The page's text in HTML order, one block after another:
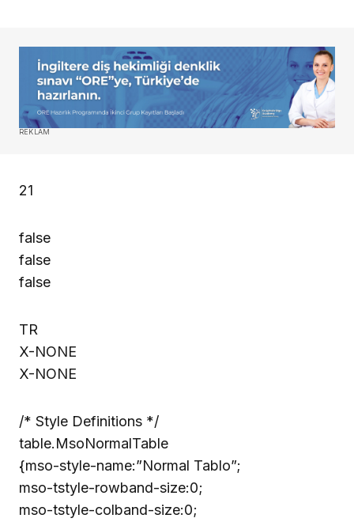
REKLAM
21
false
false
false
TR
X-NONE
X-NONE
/* Style Definitions */
table.MsoNormalTable
{mso-style-name:”Normal Tablo”;
mso-tstyle-rowband-size:0;
mso-tstyle-colband-size:0;